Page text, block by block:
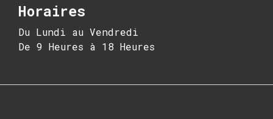
Horaires
Du Lundi au Vendredi
De 9 Heures à 18 Heures